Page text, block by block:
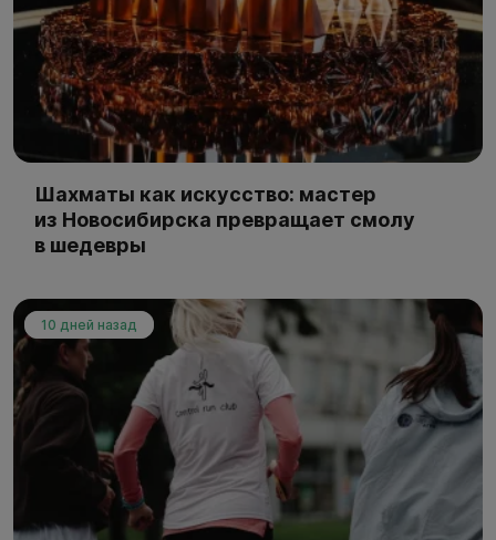
Шахматы как искусство: мастер
из Новосибирска превращает смолу
в шедевры
10 дней назад